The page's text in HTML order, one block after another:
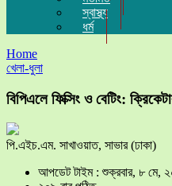
স্বাস্থ্য
ধর্ম
Home
খেলা-ধুলা
বিপিএলে ফিক্সিং ও বেটিং:
পি.এইচ.এম. সাখাওয়াত, সাভার (ঢাকা)
আপডেট টাইম : শুক্রবার, ৮ মে,